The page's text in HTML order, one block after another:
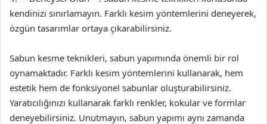
kendinizi sınırlamayın. Farklı kesim yöntemlerini deneyerek,
özgün tasarımlar ortaya çıkarabilirsiniz.
Sabun kesme teknikleri, sabun yapımında önemli bir rol
oynamaktadır. Farklı kesim yöntemlerini kullanarak, hem
estetik hem de fonksiyonel sabunlar oluşturabilirsiniz.
Yaratıcılığınızı kullanarak farklı renkler, kokular ve formlar
deneyebilirsiniz. Unutmayın, sabun yapımı aynı zamanda